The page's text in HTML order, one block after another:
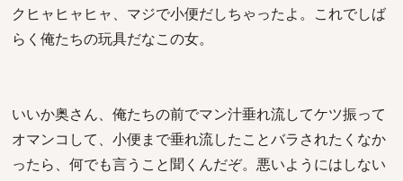
クヒャヒャヒャ、マジで小便だしちゃったよ。これでしば
らく俺たちの玩具だなこの女。
いいか奥さん、俺たちの前でマン汁垂れ流してケツ振って
オマンコして、小便まで垂れ流したことバラされたくなか
ったら、何でも言うこと聞くんだぞ。悪いようにはしない